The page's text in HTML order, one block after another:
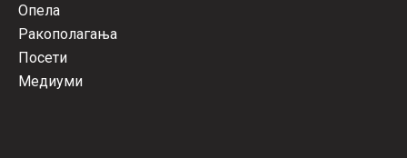
Опела
Ракополагања
Посети
Медиуми